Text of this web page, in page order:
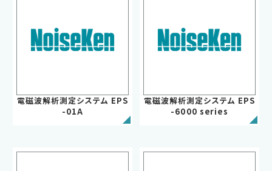
電磁波解析測定システム EPS
-01A
電磁波解析測定システム EPS
-6000 series